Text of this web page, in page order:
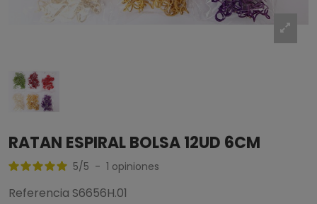
RATAN ESPIRAL BOLSA 12UD 6CM
5/5 - 1 opiniones
Referencia S6656H.01